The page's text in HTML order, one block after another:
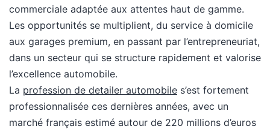
commerciale adaptée aux attentes haut de gamme.
Les opportunités se multiplient, du service à domicile
aux garages premium, en passant par l’entrepreneuriat,
dans un secteur qui se structure rapidement et valorise
l’excellence automobile.
La profession de detailer automobile s’est fortement
professionnalisée ces dernières années, avec un
marché français estimé autour de 220 millions d’euros